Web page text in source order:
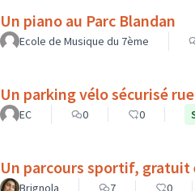
Un piano au Parc Blandan
Ecole de Musique du 7ème
Un parking vélo sécurisé
EC 0 0
Un parcours sportif, gratuit
Brignola 7 0